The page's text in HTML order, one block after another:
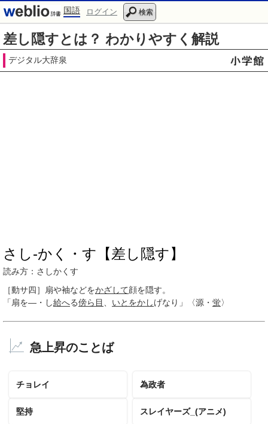
国語 ログイン 検索
差し隠すとは？ わかりやすく解説
デジタル大辞泉
さし‐かく・す【差し隠す】
読み方：さしかくす
［動サ四］
扇や袖などをかざして顔を隠す。
「扇を―・し給へる傍ら目 いとをかしげなり」〈源・ 蛍〉
急上昇のことば
チョレイ 為政者
堅持 スレイヤーズ_(アニメ)